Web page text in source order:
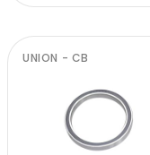
UNION - CB